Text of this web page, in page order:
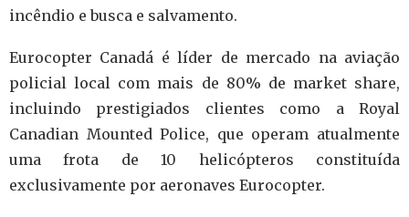
incêndio e busca e salvamento.
Eurocopter Canadá é líder de mercado na aviação
policial local com mais de 80% de market share,
incluindo
prestigiados clientes como a Royal
Canadian Mounted Police, que operam atualmente
uma frota de 10 helicópteros constituída
exclusivamente por aeronaves Eurocopter.